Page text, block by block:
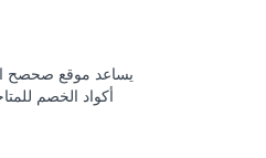
يساعد موقع صحصح
أكواد الخصم